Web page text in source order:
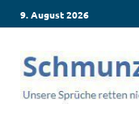
9. August 2026